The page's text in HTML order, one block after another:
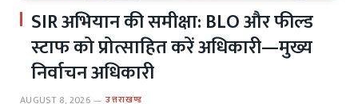
SIR अभियान की समीक्षा: BLO और फील्ड
स्टाफ को प्रोत्साहित करें अधिकारी—मुख्य
निर्वाचन अधिकारी
AUGUST 8, 2026 उत्तराखण्ड